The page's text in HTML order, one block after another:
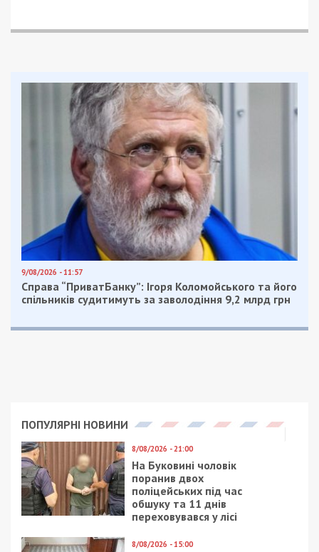
9/08/2026 - 11:57
Справа “ПриватБанку”: Ігоря Коломойського та його
спільників судитимуть за заволодіння 9,2 млрд грн
ПОПУЛЯРНІ НОВИНИ
8/08/2026 - 21:00
На Буковині чоловік
поранив двох
поліцейських під час
обшуку та 11 днів
переховувався у лісі
8/08/2026 - 15:00